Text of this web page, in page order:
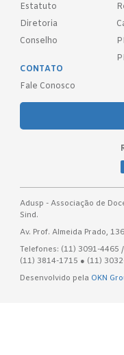
Estatuto
Diretoria
Conselho
CONTATO
Fale Conosco
Adusp - Associação de
Sind.
Av. Prof. Almeida Prado,
Telefones: (11) 3091-4465
(11) 3814-1715 ● (11)
Desenvolvido pela OKN